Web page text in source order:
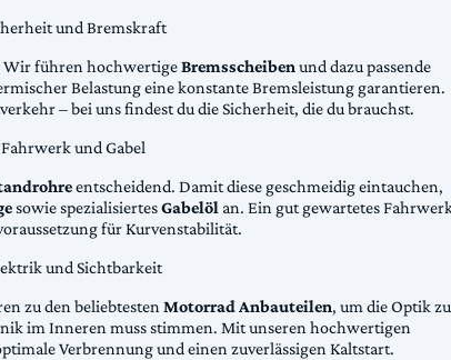
und Bremskraft
Wir führen hochwertigeBremsscheibenund dazu passende
Belastung eine konstante Bremsleistung garantieren.
– bei uns findest du die Sicherheit, die du brauchst.
Fahrwerk und Gabel
entscheidend. Damit diese geschmeidig eintauchen,
sowie spezialisiertesGabelöl an. Ein gut gewartetes
für Kurvenstabilität.
und Sichtbarkeit
zu den beliebtestenMotorrad Anbauteilen, um die Optik zu
im Inneren muss stimmen. Mit unseren hochwertigen
Verbrennung und einen zuverlässigen Kaltstart.